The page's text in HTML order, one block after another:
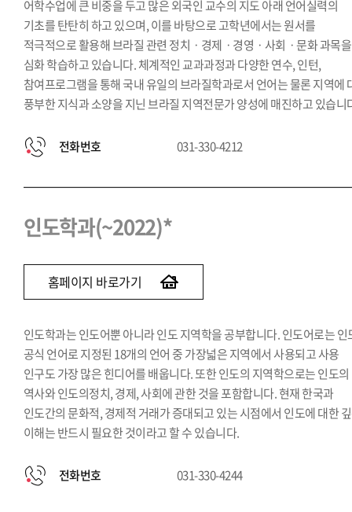
어학수업에 큰 비중을 두고 많은 외국인 교수의 지도 아래 언어실력의
기초를 탄탄히 하고 있으며, 이를 바탕으로 고학년에서는 원서를
적극적으로 활용해 브라질 관련 정치ㆍ경제ㆍ경영ㆍ사회ㆍ문화 과목을
심화 학습하고 있습니다. 체계적인 교과과정과 다양한 연수, 인턴,
참여프로그램을 통해 국내 유일의 브라질학과로서 언어는 물론 지역에
풍부한 지식과 소양을 지닌 브라질 지역전문가 양성에 매진하고 있습니
전화번호 031-330-4212
인도학과(~2022)*
홈페이지 바로가기
인도학과는 인도어뿐 아니라 인도 지역학을 공부합니다. 인도어로는 인
공식 언어로 지정된 18개의 언어 중 가장넓은 지역에서 사용되고 사용
인구도 가장 많은 힌디어를 배웁니다. 또한 인도의 지역학으로는 인도의
역사와 인도의정치, 경제, 사회에 관한 것을 포함합니다. 현재 한국과
인도간의 문화적, 경제적 거래가 증대되고 있는 시점에서 인도에 대한
이해는 반드시 필요한 것이라고 할 수 있습니다.
전화번호 031-330-4244